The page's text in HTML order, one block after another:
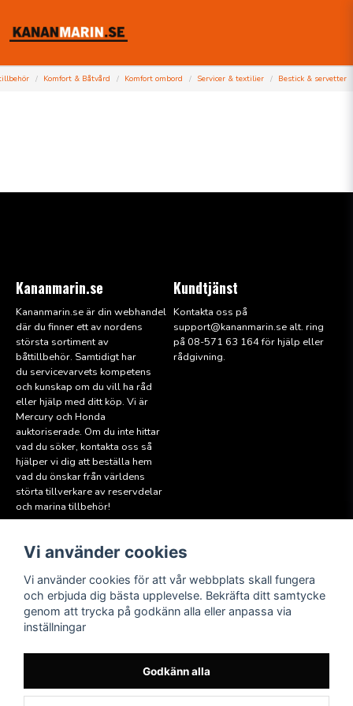
Komfort & Båtvård Komfort ombord Servicer & textilier Bestick & servetter
Kananmarin.se
Kananmarin.se är din webhandel
där du finner ett av nordens
största sortiment av
båttillbehör. Samtidigt har
du servicevarvets kompetens
och kunskap om du vill ha råd
eller hjälp med ditt köp. Vi är
Mercury och Honda
auktoriserade. Om du inte hittar
vad du söker, kontakta oss så
hjälper vi dig att beställa hem
vad du önskar från världens
störta tillverkare av reservdelar
och marina tillbehör!
Kundtjänst
Kontakta oss på
support@kananmarin.se alt. ring
på 08-571 63 164 för hjälp eller
rådgivning.
Läs mer
Köpvillkor
Hitta till oss
Miljöpolicy
Medlem i Sweboat
Följ oss
Facebook
Instagram
Vi använder cookies
Vi använder cookies för att vår webbplats skall fungera
och erbjuda dig bästa upplevelse. Bekräfta ditt samtycke
genom att trycka på godkänn alla eller anpassa via
inställningar
Godkänn alla